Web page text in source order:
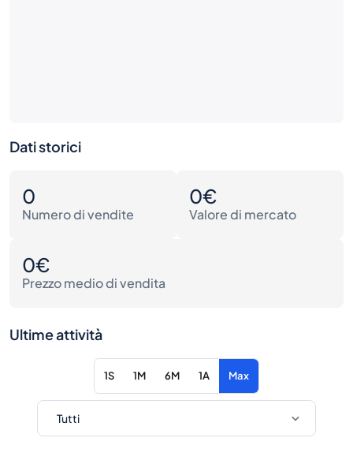
Dati storici
0
Numero di vendite
0€
Valore di mercato
0€
Prezzo medio di vendita
Ultime attività
1S 1M 6M 1A Max